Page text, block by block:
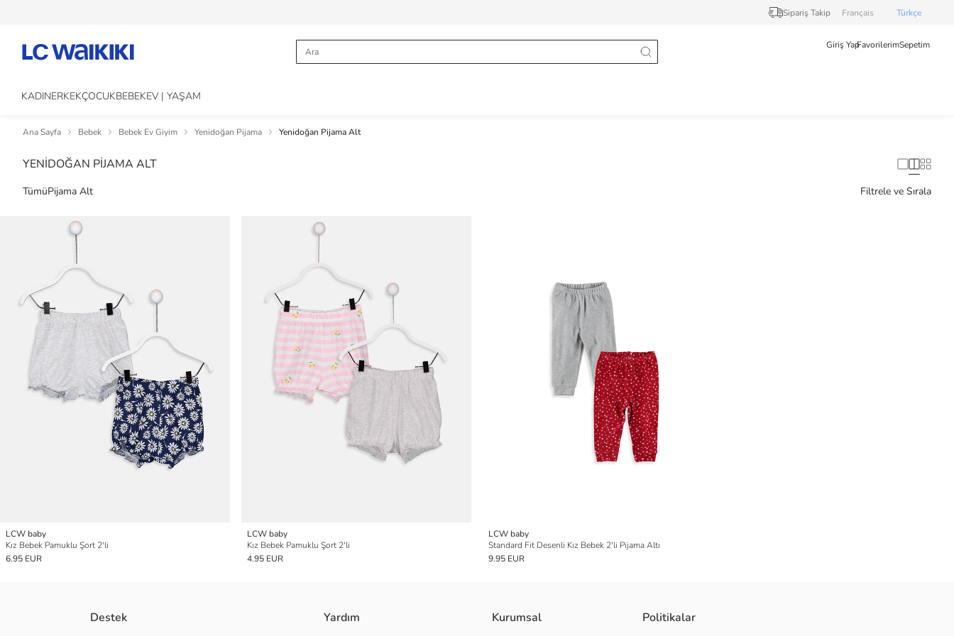
Sipariş Takip Français Türkçe
Giriş YapFavorilerimSepetim
KADINERKEKÇOCUKBEBEKEV | YAŞAM
Ana Sayfa Bebek Bebek Ev Giyim Yenidoğan Pijama Yenidoğan Pijama Alt
YENİDOĞAN PİJAMA ALT
TümüPijama Alt Filtrele ve Sırala
LCW baby
Kız Bebek Pamuklu Şort 2'li
6.95 EUR
LCW baby
Kız Bebek Pamuklu Şort 2'li
4.95 EUR
LCW baby
Standard Fit Desenli Kız Bebek 2'li Pijama Altı
9.95 EUR
Destek Yardım Kurumsal Politikalar